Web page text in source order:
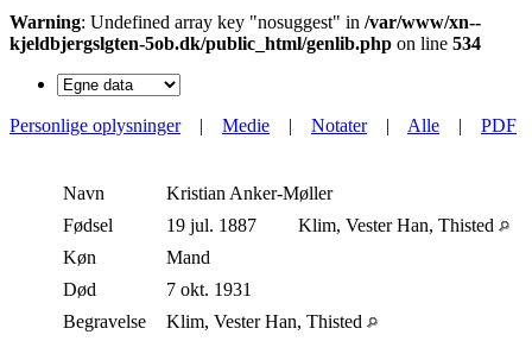
Warning: Undefined array key "nosuggest" in /var/www/xn--
kjeldbjergslgten-5ob.dk/public_html/genlib.php on line 534
Personlige oplysninger| Medie | Notater| Alle | PDF
Navn Kristian Anker-Møller
Fødsel
19 jul. 1887
Klim, Vester Han, Thisted
Køn
Mand
Død
7 okt. 1931
Begravelse
Klim, Vester Han, Thisted